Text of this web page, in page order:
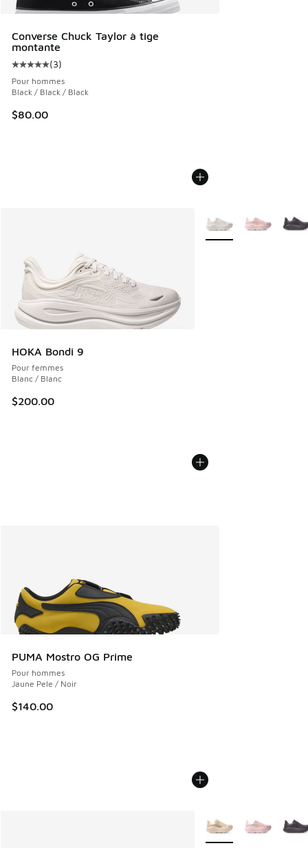
Converse Chuck Taylor à tige
montante
Cote moyenne du client - [5 sur 5 étoiles], 3 commentaires
(3)
Pour hommes
Black / Black / Black
$80.00
HOKA Bondi 9
Pour femmes
Blanc / Blanc
$200.00
Plus de couleurs
PUMA Mostro OG Prime
Pour hommes
Jaune Pele / Noir
$140.00
Plus de couleurs